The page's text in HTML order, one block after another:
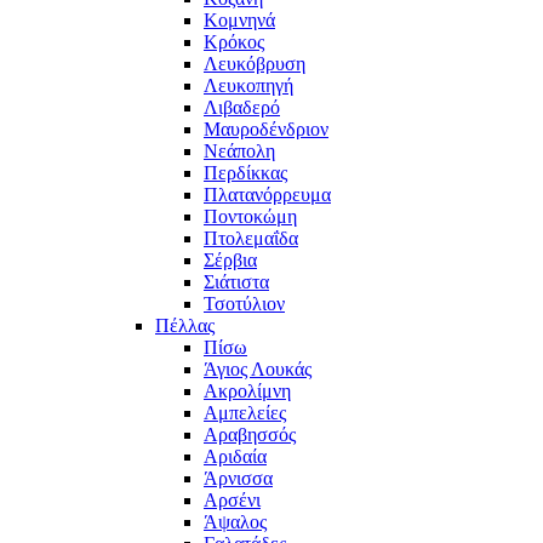
Κομνηνά
Κρόκος
Λευκόβρυση
Λευκοπηγή
Λιβαδερό
Μαυροδένδριον
Νεάπολη
Περδίκκας
Πλατανόρρευμα
Ποντοκώμη
Πτολεμαΐδα
Σέρβια
Σιάτιστα
Τσοτύλιον
Πέλλας
Πίσω
Άγιος Λουκάς
Ακρολίμνη
Αμπελείες
Αραβησσός
Αριδαία
Άρνισσα
Αρσένι
Άψαλος